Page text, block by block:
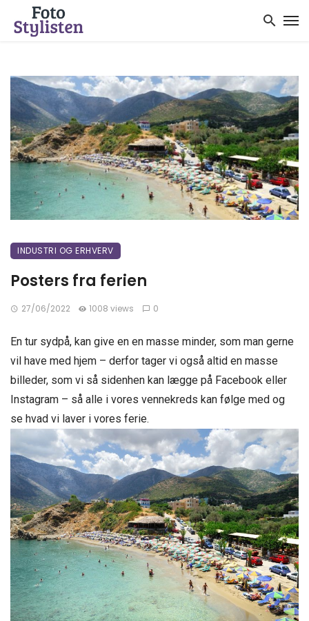
INDUSTRI OG ERHVERV
Posters fra ferien
27/06/2022 1008 views 0
En tur sydpå, kan give en en masse minder, som man gerne
vil have med hjem – derfor tager vi også altid en masse
billeder, som vi så sidenhen kan lægge på Facebook eller
Instagram – så alle i vores vennekreds kan følge med og
se hvad vi laver i vores ferie.